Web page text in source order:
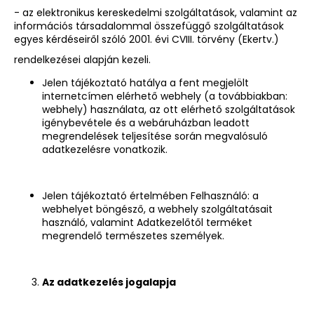
- az elektronikus kereskedelmi szolgáltatások, valamint az
információs társadalommal összefüggő szolgáltatások
egyes kérdéseiről szóló 2001. évi CVIII. törvény (Ekertv.)
rendelkezései alapján kezeli.
Jelen tájékoztató hatálya a fent megjelölt
internetcímen elérhető webhely (a továbbiakban:
webhely) használata, az ott elérhető szolgáltatások
igénybevétele és a webáruházban leadott
megrendelések teljesítése során megvalósuló
adatkezelésre vonatkozik.
Jelen tájékoztató értelmében Felhasználó: a
webhelyet böngésző, a webhely szolgáltatásait
használó, valamint Adatkezelőtől terméket
megrendelő természetes személyek.
Az adatkezelés jogalapja